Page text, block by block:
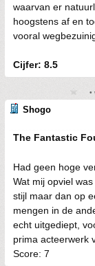
waarvan er
hoogstens af en
vooral
Cijfer: 8.5
•
Shogo
The Fantastic
Had geen hoge
Wat mij opviel
stijl maar dan op
mengen in de
echt uitgediept,
prima acteerwerk
Score: 7